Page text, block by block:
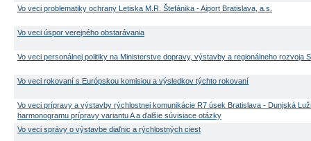
Vo veci problematiky ochrany Letiska M.R. Štefánika - Aiport Bratislava, a.s.
Vo veci úspor verejného obstarávania
Vo veci personálnej politiky na Ministerstve dopravy, výstavby a regionálneho rozvoja
Vo veci rokovaní s Európskou komisiou a výsledkov týchto rokovaní
Vo veci prípravy a výstavby rýchlostnej komunikácie R7 úsek Bratislava - Dunjská
harmonogramu prípravy variantu A a ďalšie súvisiace otázky
Vo veci správy o výstavbe diaľnic a rýchlostných ciest